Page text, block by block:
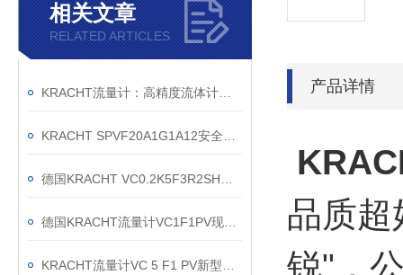
相关文章
RELATED ARTICLES
产品详情
品质超
锐"，